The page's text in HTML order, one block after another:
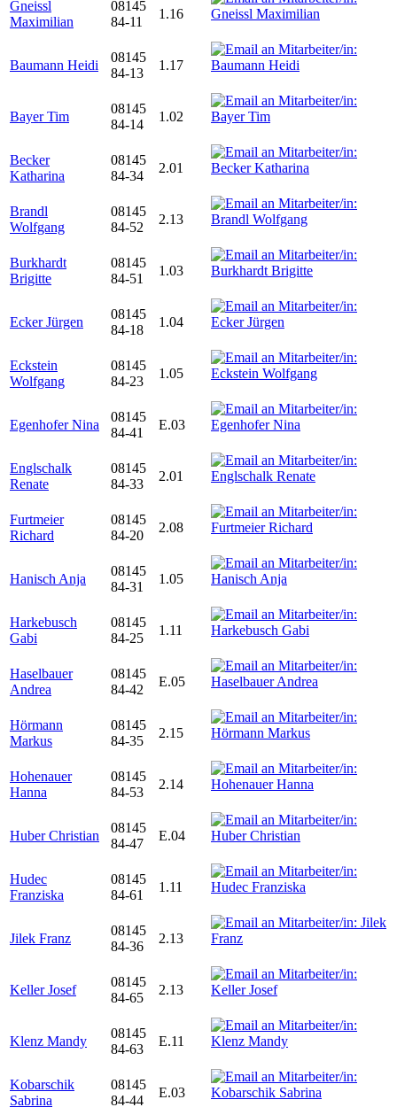
Gneissl
Maximilian
08145
84-11
1.16
Baumann Heidi
08145
84-13
1.17
Bayer Tim
08145
84-14
1.02
Becker
Katharina
08145
84-34
2.01
Brandl
Wolfgang
08145
84-52
2.13
Burkhardt
Brigitte
08145
84-51
1.03
Ecker Jürgen
08145
84-18
1.04
Eckstein
Wolfgang
08145
84-23
1.05
Egenhofer Nina
08145
84-41
E.03
Englschalk
Renate
08145
84-33
2.01
Furtmeier
Richard
08145
84-20
2.08
Hanisch Anja
08145
84-31
1.05
Harkebusch
Gabi
08145
84-25
1.11
Haselbauer
Andrea
08145
84-42
E.05
Hörmann
Markus
08145
84-35
2.15
Hohenauer
Hanna
08145
84-53
2.14
Huber Christian
08145
84-47
E.04
Hudec
Franziska
08145
84-61
1.11
Jilek Franz
08145
84-36
2.13
Keller Josef
08145
84-65
2.13
Klenz Mandy
08145
84-63
E.11
Kobarschik
Sabrina
08145
84-44
E.03